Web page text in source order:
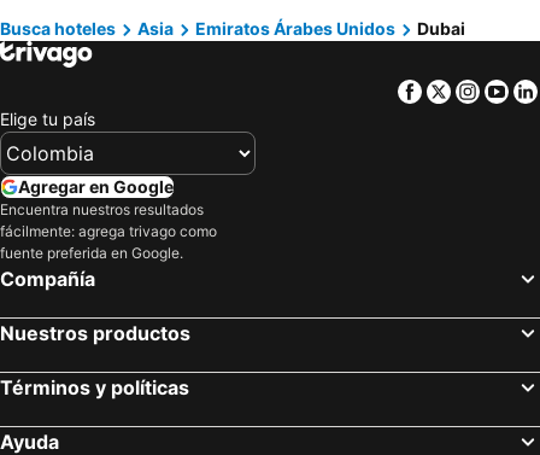
Hoteles en Santiago de Chile
Hoteles en Madrid
Hoteles en Los Cabos
Hoteles en Riviera Maya
Hoteles en Risaralda
Hoteles en Quindío
Hoteles en Jamaica
Hoteles en Bahamas
Hoteles en Florida
Busca hoteles Asia Emiratos Árabes Unidos Dubai
Facebook
Twitter
Elige tu país
Agregar en Google
Encuentra nuestros resultados
fácilmente: agrega trivago como
fuente preferida en Google.
Compañía
Nuestros productos
Términos y políticas
Ayuda